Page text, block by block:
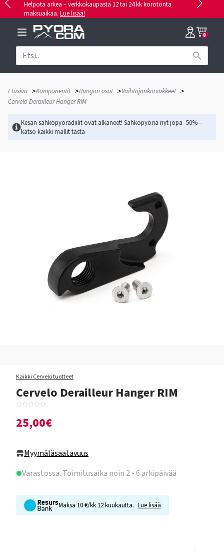
Helpota arkea – verkkokaupasta 12 tai 24 kk korotonta
maksuaikaa. Lue lisää!
0
Etusivu >Komponentit >Rungon osat >Vaihtajankorvakkeet >
Cervelo Derailleur Hanger RIM
Kesän sähköpyörädiilit ovat alkaneet! Sähköpyöriä nyt jopa -50% –
katso kaikki mallittästä
Kaikki Cervelo tuotteet
Cervelo Derailleur Hanger RIM
25,00€
Myymäläsaatavuus
Varastossa. Toimitusaika noin 2 - 6 arkipäivää
Maksa 10 €/kk 12 kuukautta. Lue lisää